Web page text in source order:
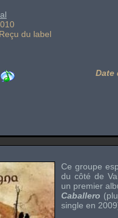
du label
Date
Ce groupe
du côté de
un premier
Caballero
single en